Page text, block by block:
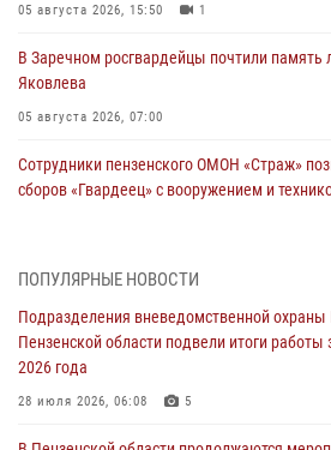
05 августа 2026, 15:50 1
В Заречном росгвардейцы почтили память
Яковлева
05 августа 2026, 07:00
Сотрудники пензенского ОМОН «Страж»
сборов «Гвардеец» с вооружением и
В Пензе сотрудники Росгвардии оказали
05 августа 2026, 04:00
В Пензе при силовой поддержке Росгвардии
деятельность ОПГ, маскировавшейся под
ПОПУЛЯРНЫЕ НОВОСТИ
Подразделения вневедомственной охраны
Пензенской области подвели итоги работы
2026 года
28 июля 2026, 06:08 5